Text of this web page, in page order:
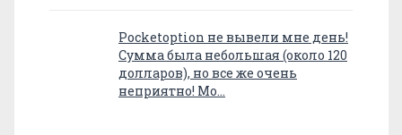
Pocketoption не вывели мне день!
Сумма была небольшая (около 120
долларов), но все же очень
неприятно! Мо…